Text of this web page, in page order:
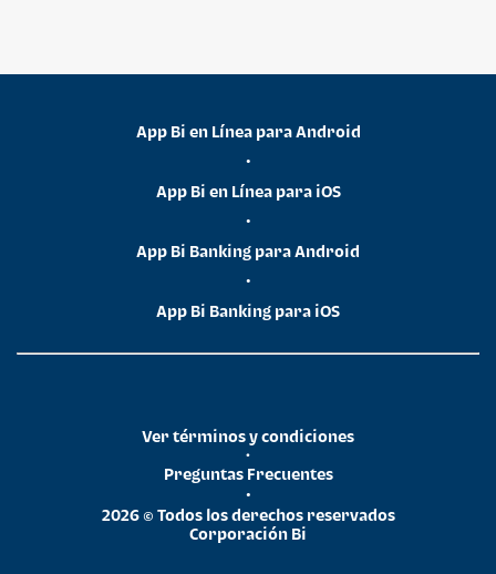
App Bi en Línea para Android
•
App Bi en Línea para iOS
•
App Bi Banking para Android
•
App Bi Banking para iOS
2026 © Todos los derechos reservados
Corporación Bi
•
Preguntas Frecuentes
•
Ver términos y condiciones